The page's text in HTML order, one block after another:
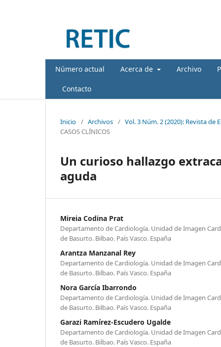
Número actual Acerca de Archivo
Contacto
Inicio / Archivos / Vol. 3 Núm. 2 (2020): Revista de
CASOS CLÍNICOS
Un curioso hallazgo
aguda
Mireia Codina Prat
Departamento de Cardiología. Unidad de Imagen
de Basurto. Bilbao. País Vasco. España
Arantza Manzanal Rey
Departamento de Cardiología. Unidad de Imagen
de Basurto. Bilbao. País Vasco. España
Nora García Ibarrondo
Departamento de Cardiología. Unidad de Imagen
de Basurto. Bilbao. País Vasco. España
Garazi Ramírez-Escudero Ugalde
Departamento de Cardiología. Unidad de Imagen
de Basurto. Bilbao. País Vasco. España